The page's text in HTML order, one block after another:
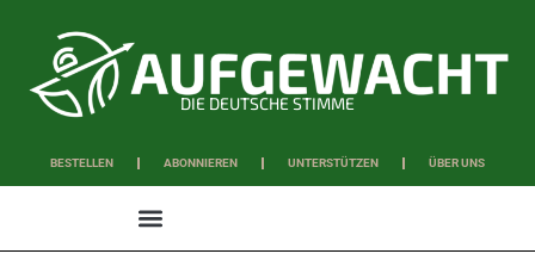
DIE DEUTSCHE STIMME
BESTELLEN ABONNIEREN UNTERSTÜTZEN ÜBER UNS